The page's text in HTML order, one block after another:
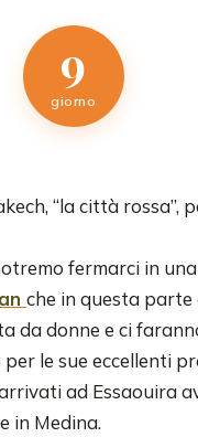
9
giorno
“la città rossa”,
fermarci in
che in questa parte
da donne e ci
per le sue eccellenti
ad Essaouira
in Medina.